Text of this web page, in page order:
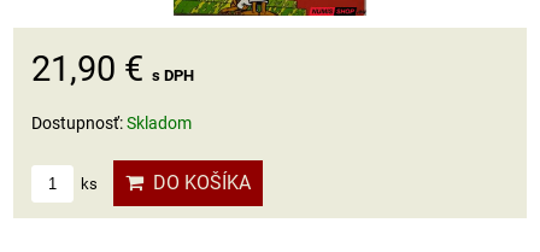
21,90 € s DPH
Dostupnosť:Skladom
ks DO KOŠÍKA